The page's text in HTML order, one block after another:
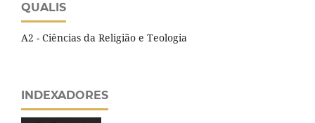
QUALIS
A2 - Ciências da Religião e Teologia
INDEXADORES